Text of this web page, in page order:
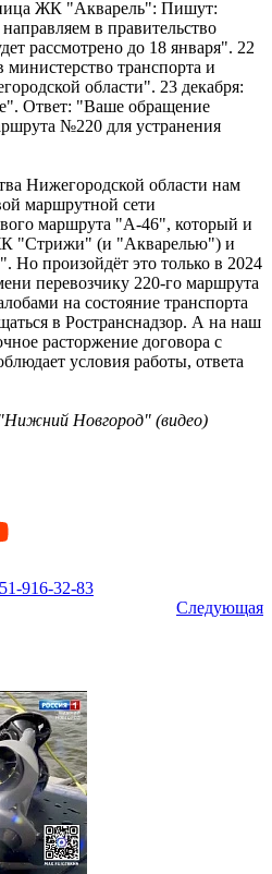
ЖК "Акварель": Пишут:
в правительство
рассмотрено до 18 января". 22
транспорта и
области". 23 декабря:
Ответ: "Ваше обращение
№220 для устранения
Нижегородской области нам
маршрутной сети
маршрута "А-46", который и
"Стрижи" (и "Акварелью") и
Но произойдёт это только в 2024
перевозчику 220-го маршрута
на состояние транспорта
в Ространснадзор. А на наш
расторжение договора с
условия работы, ответа
Новгород" (видео)
916-32-83
Следующая